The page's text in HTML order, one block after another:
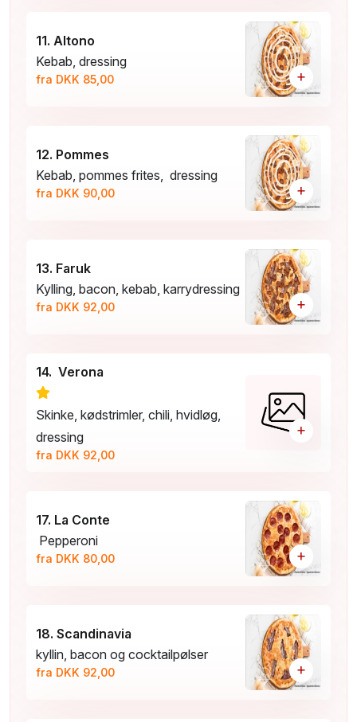
11. Altono
Kebab, dressing
fra DKK 85,00 +
12. Pommes
Kebab, pommes frites, dressing
fra DKK 90,00 +
13. Faruk
Kylling, bacon, kebab, karrydressing
fra DKK 92,00 +
14. Verona
Skinke, kødstrimler, chili, hvidløg,
dressing
fra DKK 92,00
+
17. La Conte
Pepperoni
fra DKK 80,00 +
18. Scandinavia
kyllin, bacon og cocktailpølser
fra DKK 92,00 +